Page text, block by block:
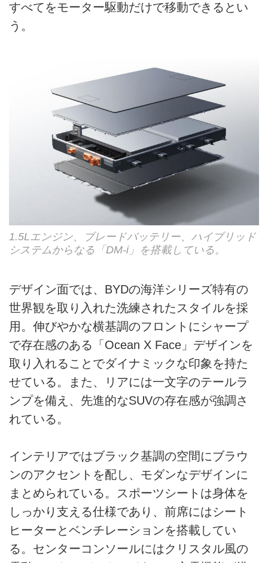
すべてをモーター駆動だけで移動できるとい
う。
1.5Lエンジン、ブレードバッテリー、ハイブリッド
システムからなる「DM-i」を搭載している。
デザイン面では、BYDの海洋シリーズ特有の
世界観を取り入れた洗練されたスタイルを採
用。伸びやかな横基調のフロントにシャープ
で存在感のある「Ocean X Face」デザインを
取り入れることでダイナミックな印象を持た
せている。また、リアには一文字のテールラ
ンプを備え、先進的なSUVの存在感が強調さ
れている。
インテリアではブラック基調の空間にブラウ
ンのアクセントを配し、モダンなデザインに
まとめられている。スポーツシートは身体を
しっかり支える仕様であり、前席にはシート
ヒーターとベンチレーションを搭載してい
る。センターコンソールにはクリスタル風の